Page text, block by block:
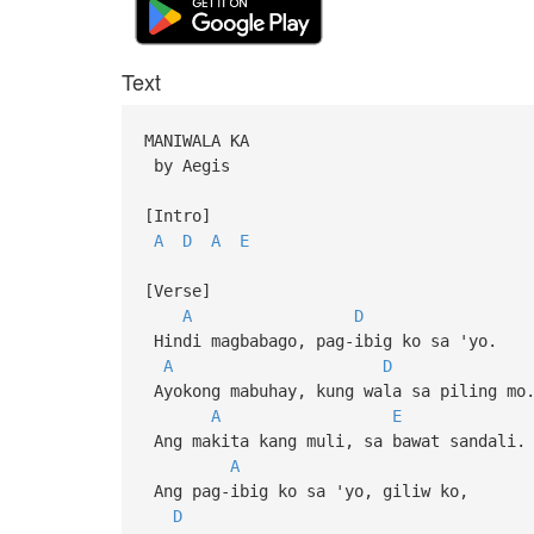
Text
MANIWALA KA
by Aegis
[Intro]
A
D A E
[Verse]
A
D
Hindi magbabago, pag-ibig ko sa 'yo.
A
D
Ayokong mabuhay, kung wala sa piling mo.
A
E
Ang makita kang muli, sa bawat sandali.
A
Ang pag-ibig ko sa 'yo, giliw ko,
D